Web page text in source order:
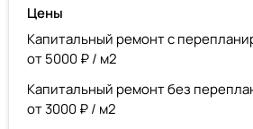
Цены
Капитальный ремонт с
от 5000 ₽ / м2
Капитальный ремонт без
от 3000 ₽ / м2